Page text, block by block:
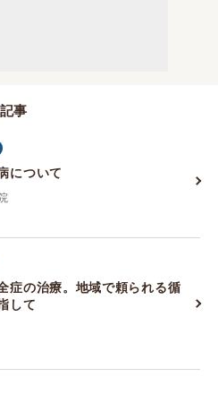
事
について
症の治療。地域で頼られる循
して